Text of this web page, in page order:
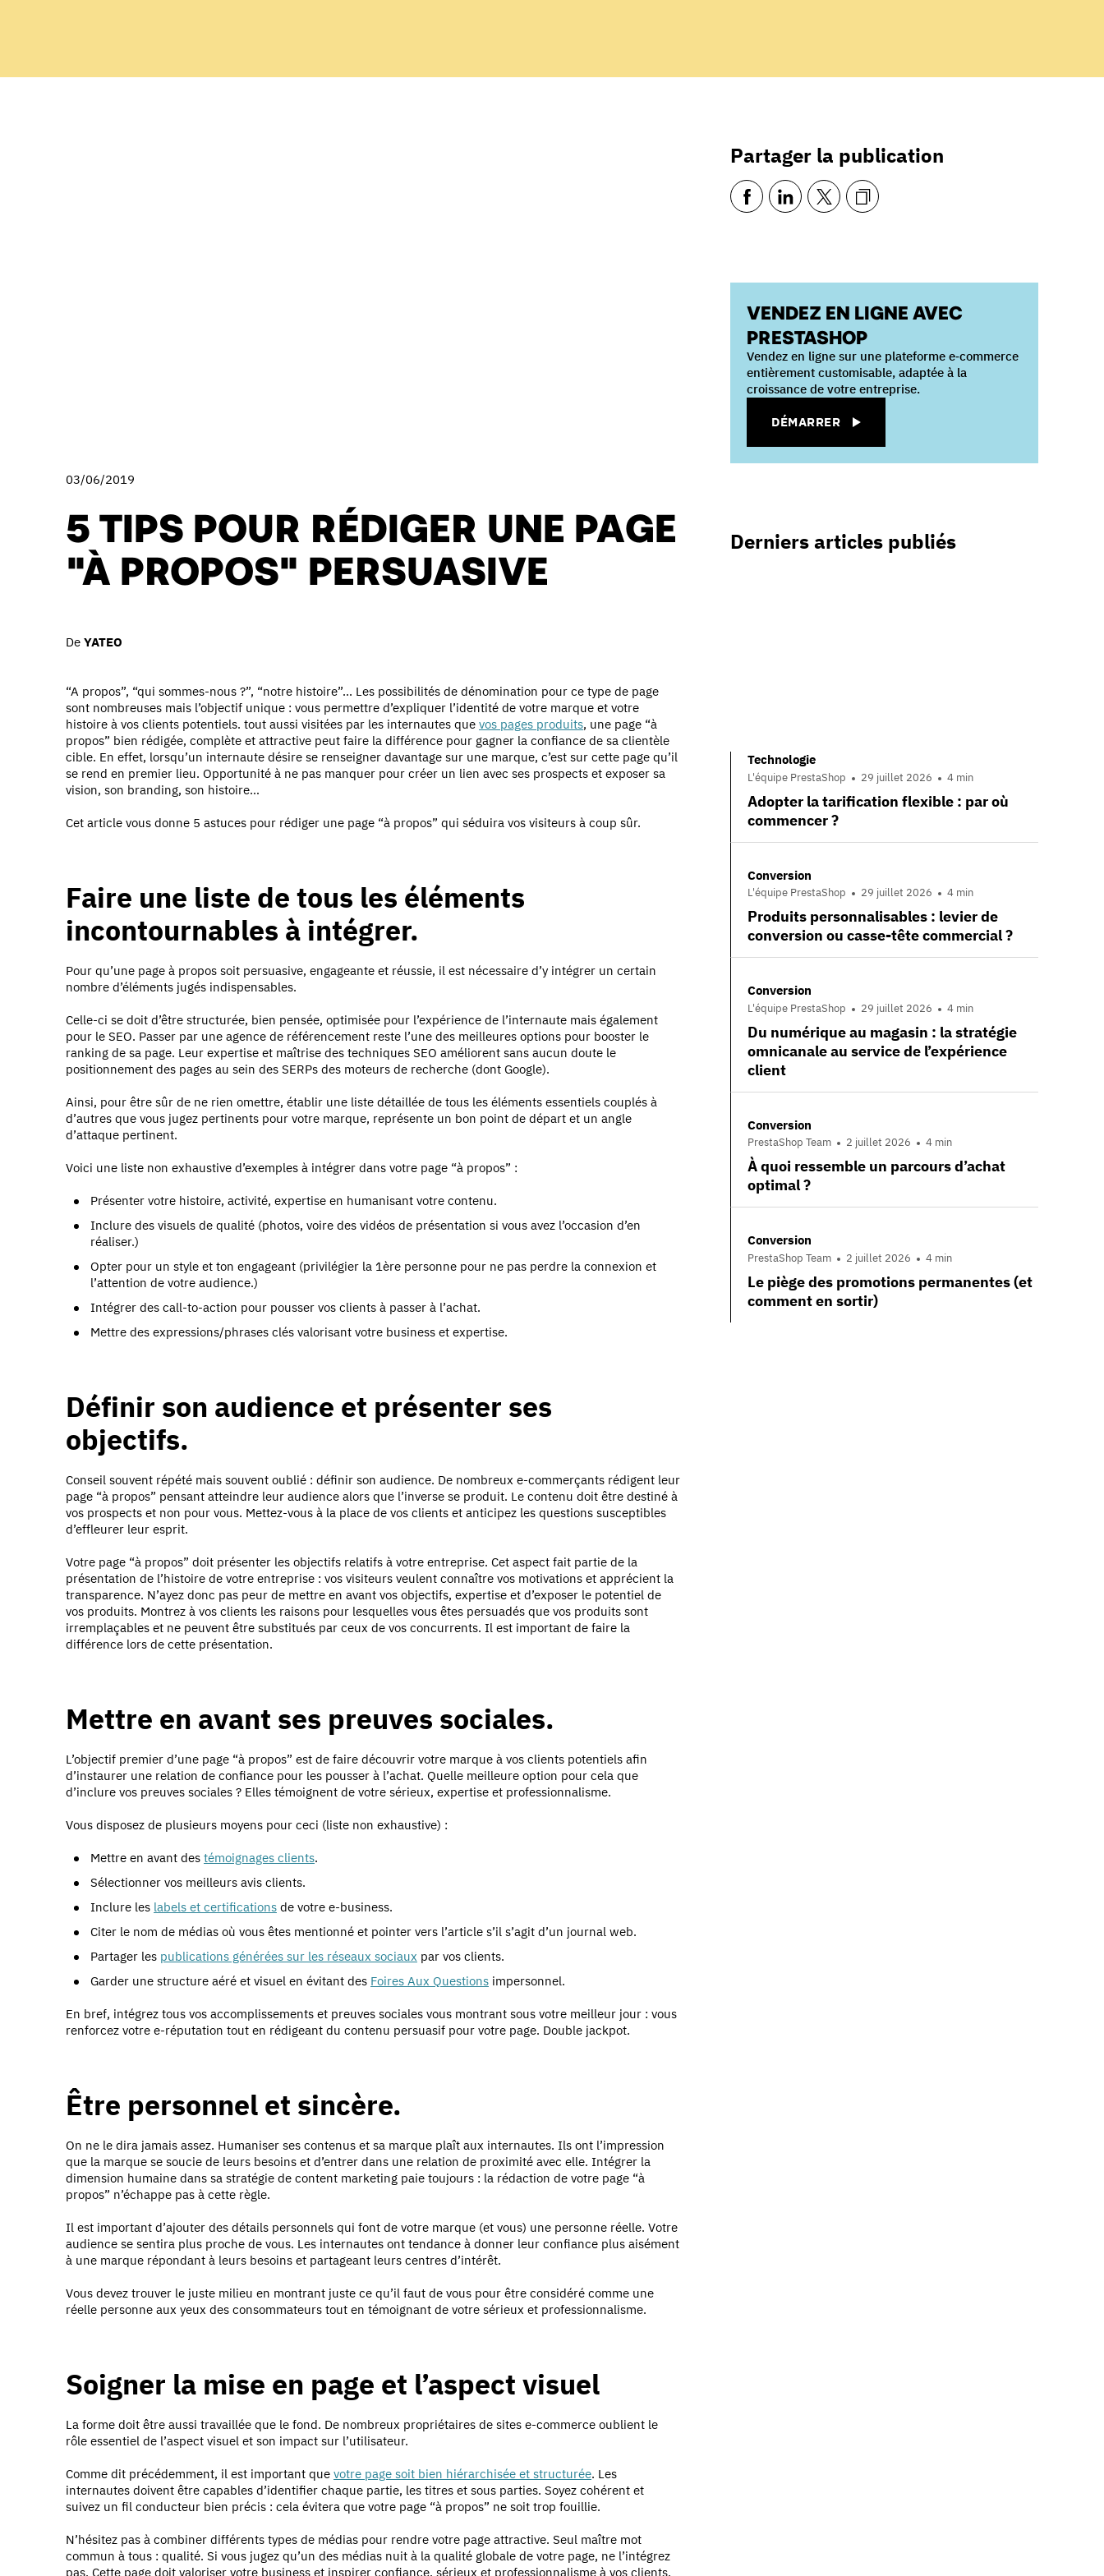
03/06/2019
5 TIPS POUR RÉDIGER UNE PAGE
"À PROPOS" PERSUASIVE
De YATEO
“A propos”, “qui sommes-nous ?”, “notre histoire”... Les possibilités de dénomination pour ce type de page
sont nombreuses mais l’objectif unique : vous permettre d’expliquer l’identité de votre marque et votre
histoire à vos clients potentiels. tout aussi visitées par les internautes que vos pages produits, une page “à
propos” bien rédigée, complète et attractive peut faire la différence pour gagner la confiance de sa clientèle
cible. En effet, lorsqu’un internaute désire se renseigner davantage sur une marque, c’est sur cette page qu’il
se rend en premier lieu. Opportunité à ne pas manquer pour créer un lien avec ses prospects et exposer sa
vision, son branding, son histoire…
Cet article vous donne 5 astuces pour rédiger une page “à propos” qui séduira vos visiteurs à coup sûr.
Faire une liste de tous les éléments
incontournables à intégrer.
Pour qu’une page à propos soit persuasive, engageante et réussie, il est nécessaire d’y intégrer un certain
nombre d’éléments jugés indispensables.
Celle-ci se doit d’être structurée, bien pensée, optimisée pour l’expérience de l’internaute mais également
pour le SEO. Passer par une agence de référencement reste l’une des meilleures options pour booster le
ranking de sa page. Leur expertise et maîtrise des techniques SEO améliorent sans aucun doute le
positionnement des pages au sein des SERPs des moteurs de recherche (dont Google).
Ainsi, pour être sûr de ne rien omettre, établir une liste détaillée de tous les éléments essentiels couplés à
d’autres que vous jugez pertinents pour votre marque, représente un bon point de départ et un angle
d’attaque pertinent.
Voici une liste non exhaustive d’exemples à intégrer dans votre page “à propos” :
Présenter votre histoire, activité, expertise en humanisant votre contenu.
Inclure des visuels de qualité (photos, voire des vidéos de présentation si vous avez l’occasion d’en
réaliser.)
Opter pour un style et ton engageant (privilégier la 1ère personne pour ne pas perdre la connexion et
l’attention de votre audience.)
Intégrer des call-to-action pour pousser vos clients à passer à l’achat.
Mettre des expressions/phrases clés valorisant votre business et expertise.
Définir son audience et présenter ses
objectifs.
Conseil souvent répété mais souvent oublié : définir son audience. De nombreux e-commerçants rédigent leur
page “à propos” pensant atteindre leur audience alors que l’inverse se produit. Le contenu doit être destiné à
vos prospects et non pour vous. Mettez-vous à la place de vos clients et anticipez les questions susceptibles
d’effleurer leur esprit.
Votre page “à propos” doit présenter les objectifs relatifs à votre entreprise. Cet aspect fait partie de la
présentation de l’histoire de votre entreprise : vos visiteurs veulent connaître vos motivations et apprécient la
transparence. N’ayez donc pas peur de mettre en avant vos objectifs, expertise et d’exposer le potentiel de
vos produits. Montrez à vos clients les raisons pour lesquelles vous êtes persuadés que vos produits sont
irremplaçables et ne peuvent être substitués par ceux de vos concurrents. Il est important de faire la
différence lors de cette présentation.
Mettre en avant ses preuves sociales.
L’objectif premier d’une page “à propos” est de faire découvrir votre marque à vos clients potentiels afin
d’instaurer une relation de confiance pour les pousser à l’achat. Quelle meilleure option pour cela que
d’inclure vos preuves sociales ? Elles témoignent de votre sérieux, expertise et professionnalisme.
Vous disposez de plusieurs moyens pour ceci (liste non exhaustive) :
Mettre en avant des témoignages clients.
Sélectionner vos meilleurs avis clients.
Inclure les labels et certifications de votre e-business.
Citer le nom de médias où vous êtes mentionné et pointer vers l’article s’il s’agit d’un journal web.
Partager les publications générées sur les réseaux sociaux par vos clients.
Garder une structure aéré et visuel en évitant des Foires Aux Questions impersonnel.
En bref, intégrez tous vos accomplissements et preuves sociales vous montrant sous votre meilleur jour : vous
renforcez votre e-réputation tout en rédigeant du contenu persuasif pour votre page. Double jackpot.
Être personnel et sincère.
On ne le dira jamais assez. Humaniser ses contenus et sa marque plaît aux internautes. Ils ont l’impression
que la marque se soucie de leurs besoins et d’entrer dans une relation de proximité avec elle. Intégrer la
dimension humaine dans sa stratégie de content marketing paie toujours : la rédaction de votre page “à
propos” n’échappe pas à cette règle.
Il est important d’ajouter des détails personnels qui font de votre marque (et vous) une personne réelle. Votre
audience se sentira plus proche de vous. Les internautes ont tendance à donner leur confiance plus aisément
à une marque répondant à leurs besoins et partageant leurs centres d’intérêt.
Vous devez trouver le juste milieu en montrant juste ce qu’il faut de vous pour être considéré comme une
réelle personne aux yeux des consommateurs tout en témoignant de votre sérieux et professionnalisme.
Soigner la mise en page et l’aspect visuel
La forme doit être aussi travaillée que le fond. De nombreux propriétaires de sites e-commerce oublient le
rôle essentiel de l’aspect visuel et son impact sur l’utilisateur.
Comme dit précédemment, il est important que votre page soit bien hiérarchisée et structurée. Les
internautes doivent être capables d’identifier chaque partie, les titres et sous parties. Soyez cohérent et
suivez un fil conducteur bien précis : cela évitera que votre page “à propos” ne soit trop fouillie.
N’hésitez pas à combiner différents types de médias pour rendre votre page attractive. Seul maître mot
commun à tous : qualité. Si vous jugez qu’un des médias nuit à la qualité globale de votre page, ne l’intégrez
pas. Cette page doit valoriser votre business et inspirer confiance, sérieux et professionnalisme à vos clients.
Partager la publication
VENDEZ EN LIGNE AVEC
PRESTASHOP
Vendez en ligne sur une plateforme e‑commerce
entièrement customisable, adaptée à la
croissance de votre entreprise.
DÉMARRER
Derniers articles publiés
Technologie
L'équipe PrestaShop 29 juillet 2026 4 min
Adopter la tarification flexible : par où
commencer ?
Conversion
L'équipe PrestaShop 29 juillet 2026 4 min
Produits personnalisables : levier de
conversion ou casse-tête commercial ?
Conversion
L'équipe PrestaShop 29 juillet 2026 4 min
Du numérique au magasin : la stratégie
omnicanale au service de l’expérience
client
Conversion
PrestaShop Team 2 juillet 2026 4 min
À quoi ressemble un parcours d’achat
optimal ?
Conversion
PrestaShop Team 2 juillet 2026 4 min
Le piège des promotions permanentes (et
comment en sortir)